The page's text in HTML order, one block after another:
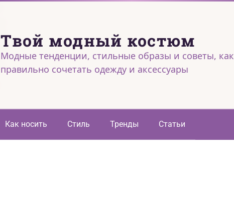
Твой модный костюм
Модные тенденции, стильные образы и советы, как
правильно сочетать одежду и аксессуары
Как носить Стиль Тренды Статьи